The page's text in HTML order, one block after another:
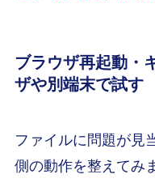
ブラウザ再起動・
ザや別端末で試す
ファイルに問題が見
側の動作を整えてみ